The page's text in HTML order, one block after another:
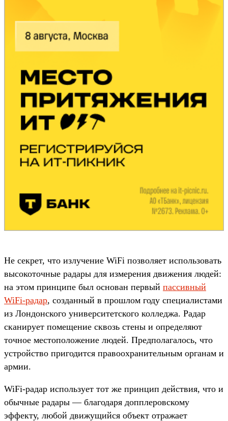
Не секрет, что излучение WiFi позволяет использовать
высокоточные радары для измерения движения людей:
на этом принципе был основан первый пассивный
WiFi-радар, созданный в прошлом году специалистами
из Лондонского университетского колледжа. Радар
сканирует помещение сквозь стены и определяют
точное местоположение людей. Предполагалось, что
устройство пригодится правоохранительным органам и
армии.
WiFi-радар использует тот же принцип действия, что и
обычные радары — благодаря допплеровскому
эффекту, любой движущийся объект отражает